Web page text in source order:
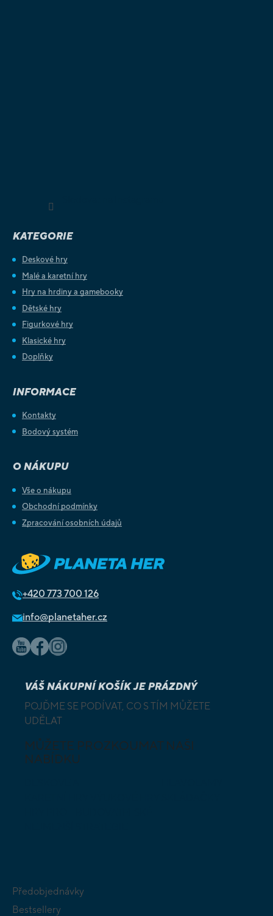
KATEGORIE
Deskové hry
Malé a karetní hry
Hry na hrdiny a gamebooky
Dětské hry
Figurkové hry
Klasické hry
Doplňky
INFORMACE
Kontakty
Bodový systém
O NÁKUPU
Vše o nákupu
Obchodní podmínky
Zpracování osobních údajů
+420 773 700 126
info@planetaher.cz
VÁŠ NÁKUPNÍ KOŠÍK JE PRÁZDNÝ
POJĎME SE PODÍVAT, CO S TÍM MŮŽETE
UDĚLAT
MŮŽETE PROZKOUMAT NAŠI
NABÍDKU
Předobjednávky
Bestsellery